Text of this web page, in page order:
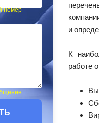
номер
и
К
работе